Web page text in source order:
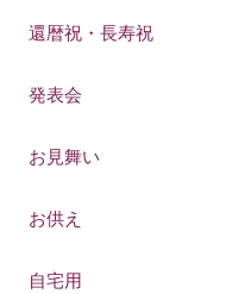
還暦祝・長寿祝
発表会
お見舞い
お供え
自宅用